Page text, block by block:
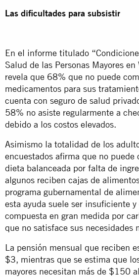
Las dificultades para subsistir
En el informe titulado
Salud de las Personas Mayores en
revela que 68% que no puede
medicamentos para sus
cuenta con seguro de salud
58% no asiste regularmente a
debido a los costos elevados.
Asimismo la totalidad de los
encuestados afirma que no puede
dieta balanceada por falta de
algunos reciben cajas de
programa gubernamental de
esta ayuda suele ser insuficiente y
compuesta en gran medida por
que no satisface sus necesidades
La pensión mensual que reciben
$3, mientras que se estima que
mayores necesitan más de $150